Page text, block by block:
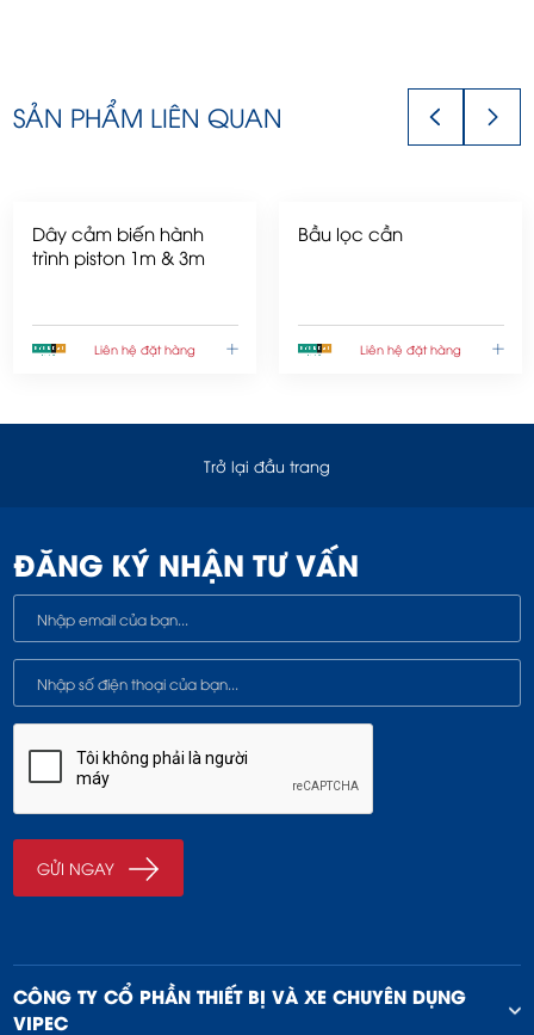
SẢN PHẨM LIÊN QUAN
Dây cảm biến hành
trình piston 1m & 3m
Liên hệ đặt hàng
Bầu lọc cần
Liên hệ đặt hàng
Trở lại đầu trang
ĐĂNG KÝ NHẬN TƯ VẤN
CÔNG TY CỔ PHẦN THIẾT BỊ VÀ XE CHUYÊN DỤNG
VIPEC